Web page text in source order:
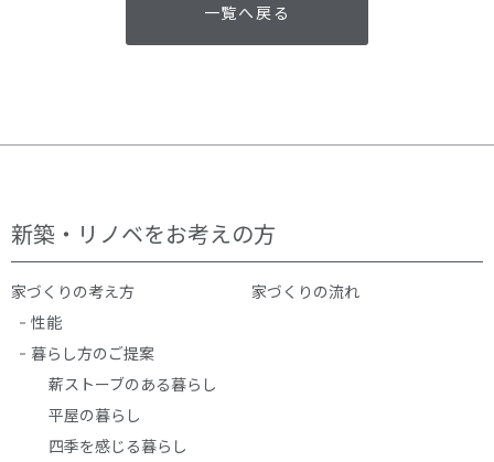
一覧へ戻る
新築・リノベをお考えの方
家づくりの考え方
性能
暮らし方のご提案
薪ストーブのある暮らし
平屋の暮らし
四季を感じる暮らし
家づくりの流れ